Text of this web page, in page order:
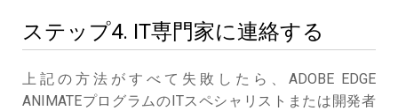
ステップ4. IT専門家に連絡する
上記の方法がすべて失敗したら、ADOBE EDGE
ANIMATEプログラムのITスペシャリストまたは開発者